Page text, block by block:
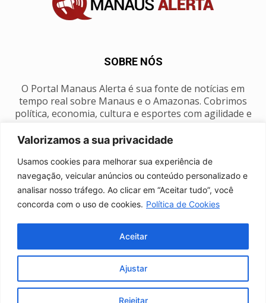
Valorizamos a sua privacidade
Usamos cookies para melhorar sua experiência de
navegação, veicular anúncios ou conteúdo personalizado e
analisar nosso tráfego. Ao clicar em “Aceitar tudo”, você
concorda com o uso de cookies. Política de Cookies
Ajustar
Rejeitar
Aceitar
SOBRE NÓS
O Portal Manaus Alerta é sua fonte de notícias em
tempo real sobre Manaus e o Amazonas. Cobrimos
política, economia, cultura e esportes com agilidade e
SIGA-NOS
Fale conosco
Manaus Clima